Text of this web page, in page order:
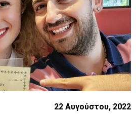
22 Αυγούστου, 2022